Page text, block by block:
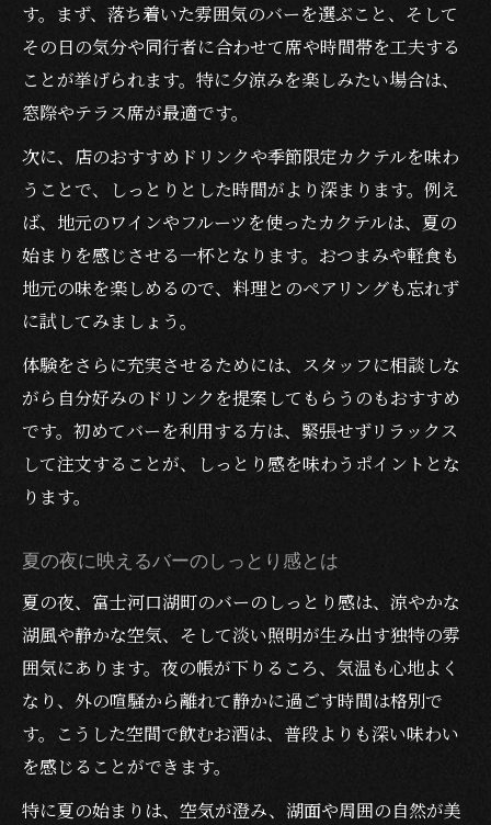
す。まず、落ち着いた雰囲気のバーを選ぶこと、そして
その日の気分や同行者に合わせて席や時間帯を工夫する
ことが挙げられます。特に夕涼みを楽しみたい場合は、
窓際やテラス席が最適です。
次に、店のおすすめドリンクや季節限定カクテルを味わ
うことで、しっとりとした時間がより深まります。例え
ば、地元のワインやフルーツを使ったカクテルは、夏の
始まりを感じさせる一杯となります。おつまみや軽食も
地元の味を楽しめるので、料理とのペアリングも忘れず
に試してみましょう。
体験をさらに充実させるためには、スタッフに相談しな
がら自分好みのドリンクを提案してもらうのもおすすめ
です。初めてバーを利用する方は、緊張せずリラックス
して注文することが、しっとり感を味わうポイントとな
ります。
夏の夜に映えるバーのしっとり感とは
夏の夜、富士河口湖町のバーのしっとり感は、涼やかな
湖風や静かな空気、そして淡い照明が生み出す独特の雰
囲気にあります。夜の帳が下りるころ、気温も心地よく
なり、外の喧騒から離れて静かに過ごす時間は格別で
す。こうした空間で飲むお酒は、普段よりも深い味わい
を感じることができます。
特に夏の始まりは、空気が澄み、湖面や周囲の自然が美